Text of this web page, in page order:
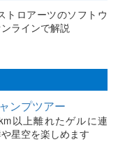
トロアーツのソフトウ
ラインで解説
ンプツアー
以上離れたゲルに連
星空を楽しめます